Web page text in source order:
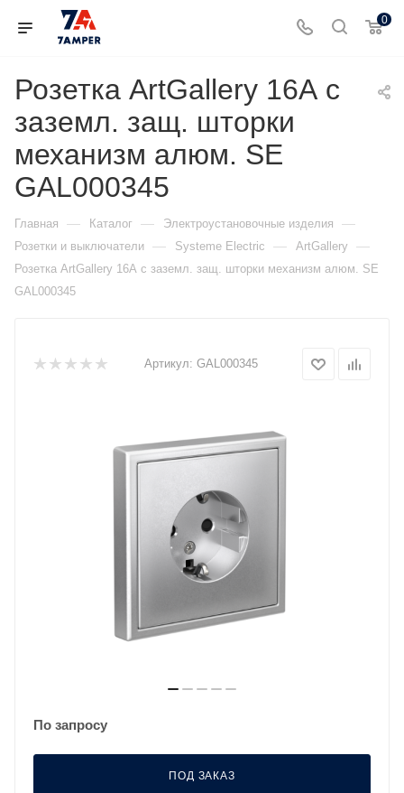
0
Розетка ArtGallery 16А с
заземл. защ. шторки
механизм алюм. SE
GAL000345
Главная — Каталог — Электроустановочные изделия —
Розетки и выключатели — Systeme Electric — ArtGallery —
Розетка ArtGallery 16А с заземл. защ. шторки механизм алюм. SE
GAL000345
Артикул: GAL000345
По запросу
ПОД ЗАКАЗ